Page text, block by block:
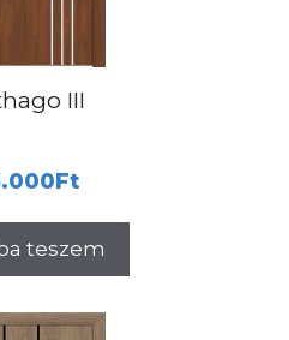
III
Ft
teszem